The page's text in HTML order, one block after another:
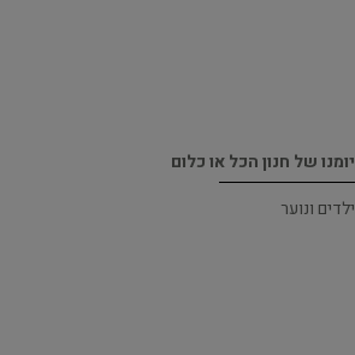
יומנו של חנון הכל או כלום
ילדים ונוער